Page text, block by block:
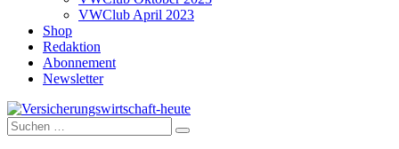
VWClub April 2023
Shop
Redaktion
Abonnement
Newsletter
Versicherungswirtschaft-heute
Suche
nach: